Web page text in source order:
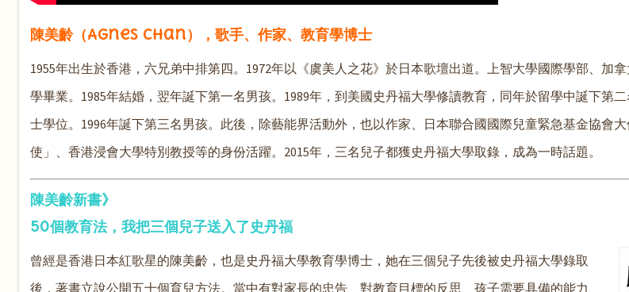
陳美齡（Agnes Chan），歌手、作家、教育學博士
1955年出生於香港，六兄弟中排第四。1972年以《虞美人之花》於日本歌壇出道。上智大學國際學部、加
學畢業。1985年結婚，翌年誕下第一名男孩。1989年，到美國史丹福大學修讀教育，同年於留學中誕下第
士學位。1996年誕下第三名男孩。此後，除藝能界活動外，也以作家、日本聯合國國際兒童緊急基金協會
使」、香港浸會大學特別教授等的身份活躍。2015年，三名兒子都獲史丹福大學取錄，成為一時話題。
陳美齡新書》
50個教育法，我把三個兒子送入了史丹福
曾經是香港日本紅歌星的陳美齡，也是史丹福大學教育學博士，她在三個兒子先後被史丹福大學錄取
後，著書立說公開五十個育兒方法。當中有對家長的忠告、對教育目標的反思、孩子需要具備的能力、